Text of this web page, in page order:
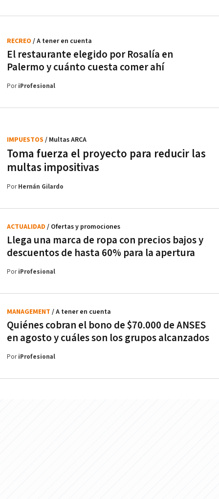
El restaurante elegido por Rosalía en
Palermo y cuánto cuesta comer ahí
RECREO / A tener en cuenta
PoriProfesional
Toma fuerza el proyecto para reducir las
multas impositivas
IMPUESTOS / Multas ARCA
PorHernán Gilardo
Llega una marca de ropa con precios bajos y
descuentos de hasta 60% para la apertura
ACTUALIDAD / Ofertas y promociones
PoriProfesional
Quiénes cobran el bono de $70.000 de ANSES
en agosto y cuáles son los grupos alcanzados
MANAGEMENT / A tener en cuenta
PoriProfesional